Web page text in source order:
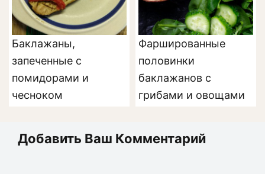
Баклажаны,
запеченные с
помидорами и
чесноком
Фаршированные
половинки
баклажанов с
грибами и овощами
Добавить Ваш Комментарий